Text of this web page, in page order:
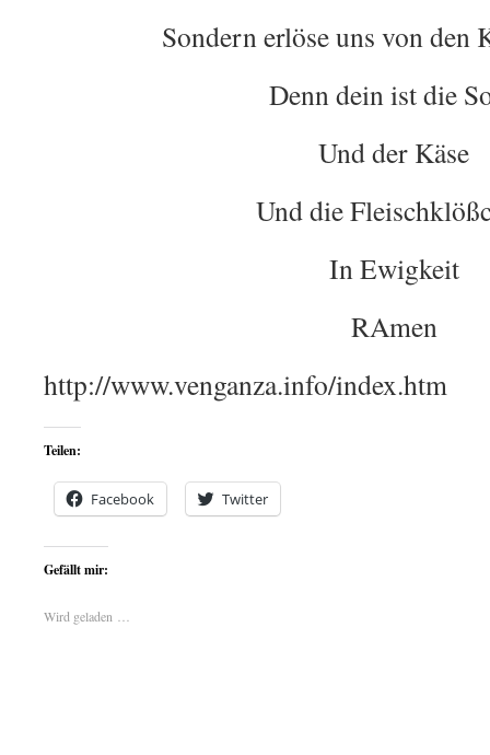
Sondern erlöse uns von den
Denn dein ist die
Und der Käse
Und die
In Ewigkeit
RAmen
http://www.venganza.info/index.htm
Teilen:
Facebook Twitter
Gefällt mir:
Wird geladen …